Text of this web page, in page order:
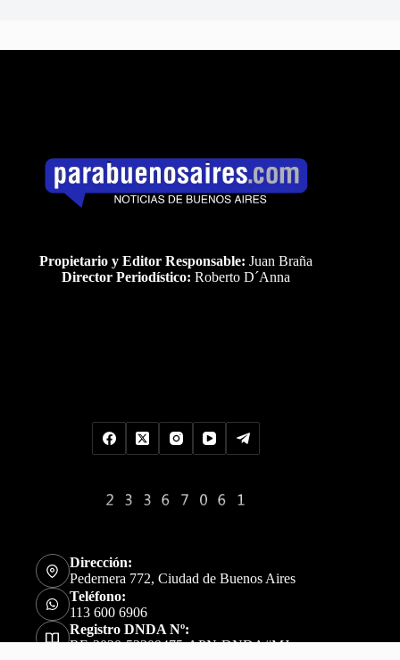
Propietario y Editor Responsable: Juan Braña
Director Periodístico: Roberto D´Anna
Dirección:
Pedernera 772, Ciudad de Buenos Aires
Teléfono:
113 600 6906
Registro DNDA Nº:
RE-2020-52309475-APN-DNDA#MJ